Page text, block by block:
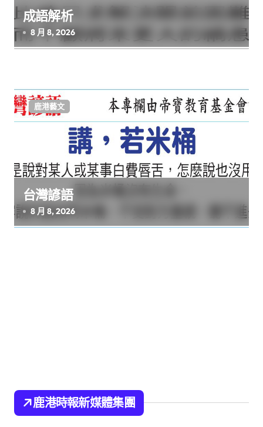
成語解析
8 月 8, 2026
鹿港藝文
台灣諺語
8 月 8, 2026
鹿港時報新媒體集團